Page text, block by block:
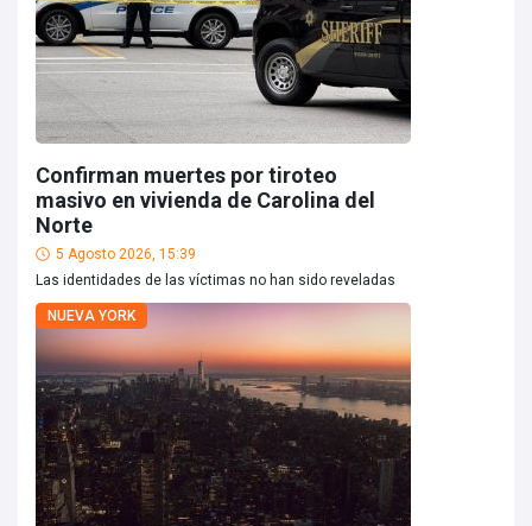
Confirman muertes por tiroteo
masivo en vivienda de Carolina del
Norte
5 Agosto 2026, 15:39
Las identidades de las víctimas no han sido reveladas
NUEVA YORK